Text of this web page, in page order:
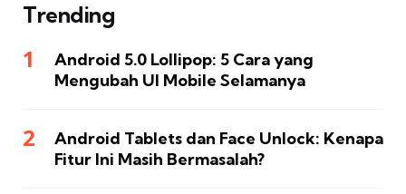
Trending
Android 5.0 Lollipop: 5 Cara yang
Mengubah UI Mobile Selamanya
Android Tablets dan Face Unlock: Kenapa
Fitur Ini Masih Bermasalah?